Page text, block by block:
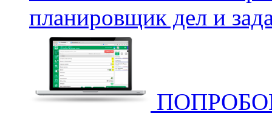
планировщик дел и